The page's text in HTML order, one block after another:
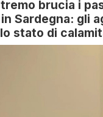
brucia i
Sardegna: gli
stato di